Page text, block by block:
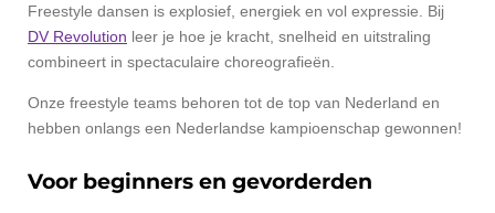
Freestyle dansen is explosief, energiek en vol expressie. Bij
DV Revolution leer je hoe je kracht, snelheid en uitstraling
combineert in spectaculaire choreografieën.
Onze freestyle teams behoren tot de top van Nederland en
hebben onlangs een Nederlandse kampioenschap gewonnen!
Voor beginners en gevorderden